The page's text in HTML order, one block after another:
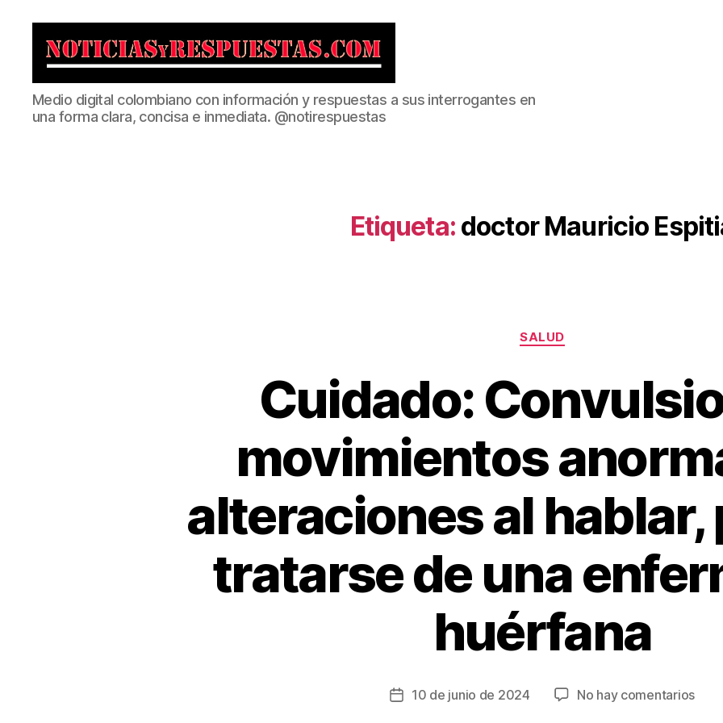
Noticias
y
Respuestas
Medio digital colombiano con información y respuestas a sus interrogantes en
una forma clara, concisa e inmediata. @notirespuestas
Etiqueta: doctor Mauricio
Categorías
SALUD
Cuidado:
movimientos
alteraciones al hablar,
tratarse de una
huérfana
Fecha10 de junio de 2024 No hay comentariosen